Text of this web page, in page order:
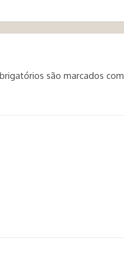
são marcados com